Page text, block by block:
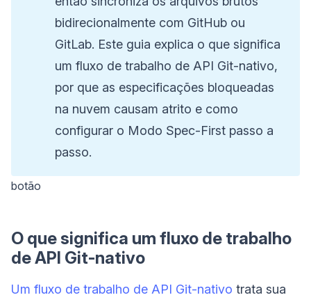
bidirecionalmente com GitHub ou
GitLab. Este guia explica o que significa
um fluxo de trabalho de API Git-nativo,
por que as especificações bloqueadas
na nuvem causam atrito e como
configurar o Modo Spec-First passo a
passo.
botão
O que significa um fluxo de trabalho
de API Git-nativo
Um fluxo de trabalho de API Git-nativo trata sua